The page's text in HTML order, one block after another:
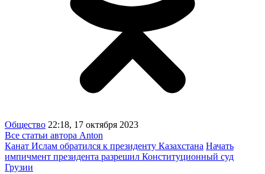
Общество 22:18, 17 октября 2023
Все статьи автора Anton
Канат Ислам обратился к президенту Казахстана Начать
импичмент президента разрешил Конституционный суд
Грузии